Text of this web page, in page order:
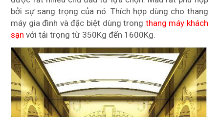
bởi sự sang trọng của nó. Thích hợp dùng cho thang
máy gia đình và đặc biệt dùng trong thang máy khách
sạn với tải trọng từ 350Kg đến 1600Kg.